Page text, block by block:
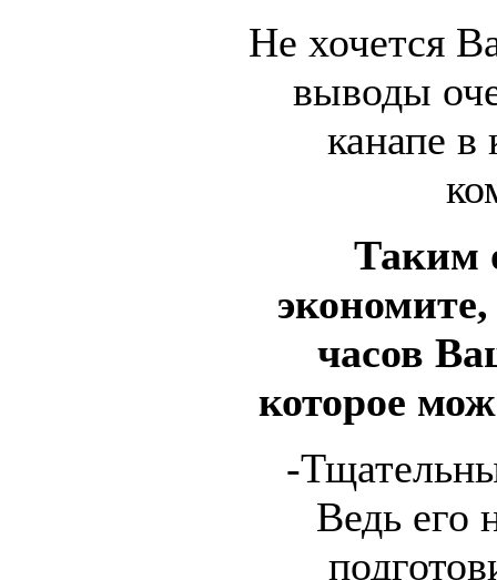
Не хочется
выводы
канапе в
Таким
часов
которое
-
Ведь его